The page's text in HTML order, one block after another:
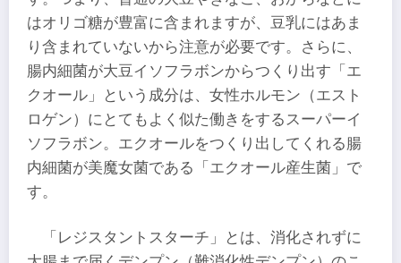
はオリゴ糖が豊富に含まれますが、豆乳にはあま
り含まれていないから注意が必要です。さらに、
腸内細菌が大豆イソフラボンからつくり出す「エ
クオール」という成分は、女性ホルモン（エスト
ロゲン）にとてもよく似た働きをするスーパーイ
ソフラボン。エクオールをつくり出してくれる腸
内細菌が美魔女菌である「エクオール産生菌」で
す。
「レジスタントスターチ」とは、消化されずに